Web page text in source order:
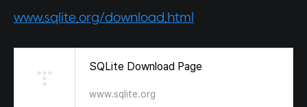
www.sqlite.org/download.html
SQLite Download Page
www.sqlite.org